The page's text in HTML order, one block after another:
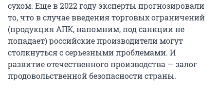
сухом. Еще в 2022 году эксперты прогнозировали
то, что в случае введения торговых ограничений
(продукция АПК, напомним, под санкции не
попадает) российские производители могут
столкнуться с серьезными проблемами. И
развитие отечественного производства — залог
продовольственной безопасности страны.